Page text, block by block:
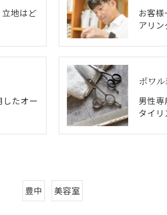
地はど
お客
アリ
たオー
ポワ
男性
タイ
豊中 美容室